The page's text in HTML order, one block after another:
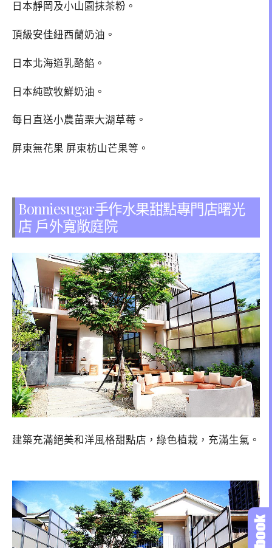
日本靜岡及小山園抹茶粉。
頂級安佳紐西蘭奶油。
日本北海道乳酪餡。
日本純歐牧鮮奶油。
每日直送小農苗栗大湖草莓。
屏東無花果 屏東枋山芒果等。
Bonniesugar手作水果甜點專門店曙光
店 戶外寬敞庭院
建築充滿絕美和洋風格甜點店，綠色植栽，充滿生氣。